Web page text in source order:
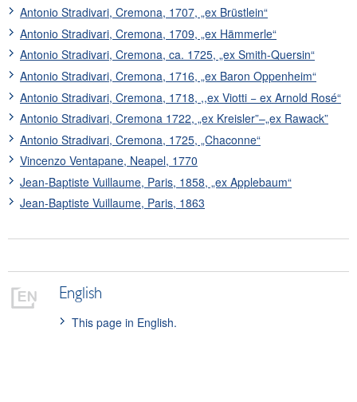
Antonio Stradivari, Cremona, 1707, „ex Brüstlein“
Antonio Stradivari, Cremona, 1709, „ex Hämmerle“
Antonio Stradivari, Cremona, ca. 1725, „ex Smith-Quersin“
Antonio Stradivari, Cremona, 1716, „ex Baron Oppenheim“
Antonio Stradivari, Cremona, 1718, ,,ex Viotti − ex Arnold Rosé“
Antonio Stradivari, Cremona 1722, „ex Kreisler”–„ex Rawack”
Antonio Stradivari, Cremona, 1725, „Chaconne“
Vincenzo Ventapane, Neapel, 1770
Jean-Baptiste Vuillaume, Paris, 1858, „ex Applebaum“
Jean-Baptiste Vuillaume, Paris, 1863
English
This page in English.